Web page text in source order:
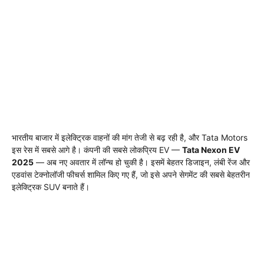
भारतीय बाजार में इलेक्ट्रिक वाहनों की मांग तेजी से बढ़ रही है, और Tata Motors
इस रेस में सबसे आगे है। कंपनी की सबसे लोकप्रिय EV — Tata Nexon EV
2025 — अब नए अवतार में लॉन्च हो चुकी है। इसमें बेहतर डिजाइन, लंबी रेंज और
एडवांस टेक्नोलॉजी फीचर्स शामिल किए गए हैं, जो इसे अपने सेगमेंट की सबसे बेहतरीन
इलेक्ट्रिक SUV बनाते हैं।